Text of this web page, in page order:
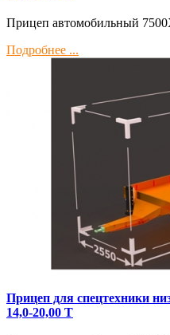
Прицеп автомобильный
Подробнее ...
Прицеп для спецтехники
14,0-20,00 Т